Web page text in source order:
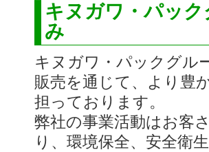
キヌガワ・パッ
み
キヌガワ・パックグル
販売を通じて、より豊
担っております。
弊社の事業活動はお客
り、環境保全、安全衛